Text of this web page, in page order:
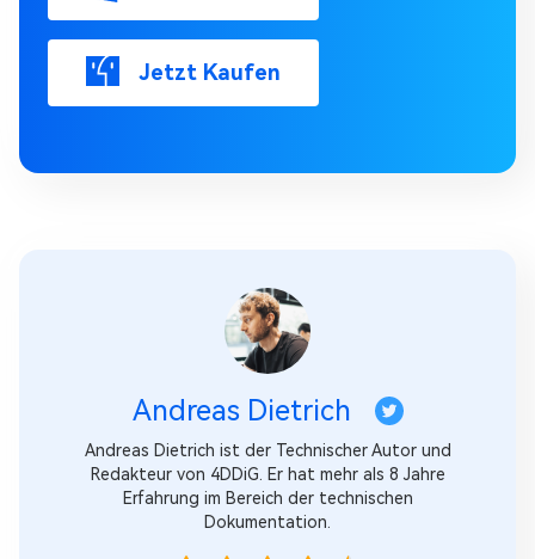
Jetzt Kaufen
Andreas Dietrich
Andreas Dietrich ist der Technischer Autor und
Redakteur von 4DDiG. Er hat mehr als 8 Jahre
Erfahrung im Bereich der technischen
Dokumentation.